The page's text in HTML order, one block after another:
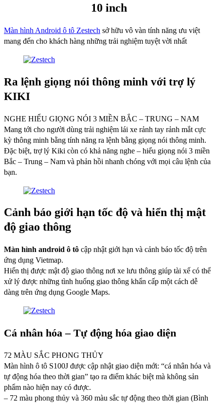
10 inch
Màn hình Android ô tô Zestech sở hữu vô vàn tính năng ưu việt
mang đến cho khách hàng những trải nghiệm tuyệt vời nhất
Ra lệnh giọng nói thông minh với trợ lý
KIKI
NGHE HIỂU GIỌNG NÓI 3 MIỀN BẮC – TRUNG – NAM
Mang tới cho người dùng trải nghiệm lái xe rảnh tay rảnh mắt cực
kỳ thông minh bằng tính năng ra lệnh bằng giọng nói thông minh.
Đặc biệt, trợ lý Kiki còn có khả năng nghe – hiểu giọng nói 3 miền
Bắc – Trung – Nam và phản hồi nhanh chóng với mọi câu lệnh của
bạn.
Cảnh báo giới hạn tốc độ và hiển thị mật
độ giao thông
Màn hình android ô tô cập nhật giới hạn và cảnh báo tốc độ trên
ứng dụng Vietmap.
Hiển thị được mật độ giao thông nơi xe lưu thông giúp tài xế có thể
xử lý được những tình huống giao thông khẩn cấp một cách dễ
dàng trên ứng dụng Google Maps.
Cá nhân hóa – Tự động hóa giao diện
72 MÀU SẮC PHONG THỦY
Màn hình ô tô S100J được cập nhật giao diện mới: “cá nhân hóa và
tự động hóa theo thời gian” tạo ra điểm khác biệt mà không sản
phẩm nào hiện nay có được.
– 72 màu phong thủy và 360 màu sắc tự động theo thời gian (Bình